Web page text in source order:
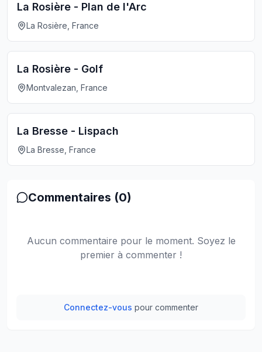
La Rosière - Plan de l'Arc
La Rosière, France
La Rosière - Golf
Montvalezan, France
La Bresse - Lispach
La Bresse, France
Commentaires (0)
Aucun commentaire pour le moment. Soyez le
premier à commenter !
Connectez-vous pour commenter